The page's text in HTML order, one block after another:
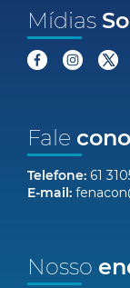
Mídias
Fale
Telefone: 61
E-mail:
Nosso